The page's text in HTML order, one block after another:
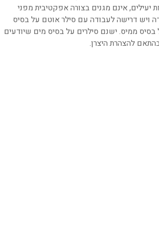
אינם מגנים בצורה אפקטיבית מפני
ויש דרישה לעבודה עם סילר אוטם על בסיס
בסיס ממיס. ישנם סילרים על בסיס מים שיודעים
להצהרת היצרן.